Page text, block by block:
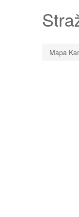
Mapa